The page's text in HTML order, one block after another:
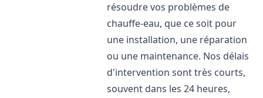
résoudre vos problèmes de
chauffe-eau, que ce soit pour
une installation, une réparation
ou une maintenance. Nos délais
d'intervention sont très courts,
souvent dans les 24 heures,